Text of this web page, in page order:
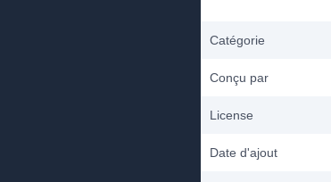
Catégorie
Conçu par
License
Date d'ajout